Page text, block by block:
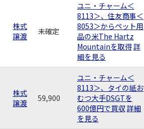
株式
譲渡
未確定
ユニ・チャーム＜
8113＞、住友商事＜
8053＞からペット用
品の米The Hartz
Mountainを取得詳
細を見る
株式
譲渡
59,900
ユニ・チャーム＜
8113＞、タイの紙お
むつ大手DSGTを
600億円で買収詳細
を見る